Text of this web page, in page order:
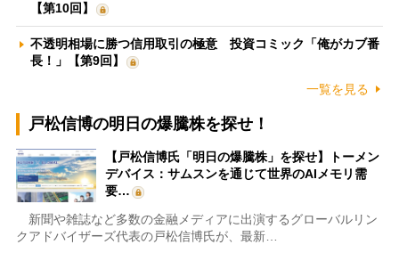
【第10回】
不透明相場に勝つ信用取引の極意 投資コミック「俺がカブ番
長！」【第9回】
一覧を見る
戸松信博の明日の爆騰株を探せ！
【戸松信博氏「明日の爆騰株」を探せ】トーメン
デバイス：サムスンを通じて世界のAIメモリ需
要…
新聞や雑誌など多数の金融メディアに出演するグローバルリン
クアドバイザーズ代表の戸松信博氏が、最新…